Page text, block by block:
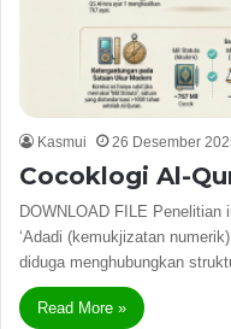
Kasmui 26 Desember
Cocoklogi Al-
DOWNLOAD FILE Penelitian
‘Adadi (kemukjizatan
diduga menghubungkan
Read More »